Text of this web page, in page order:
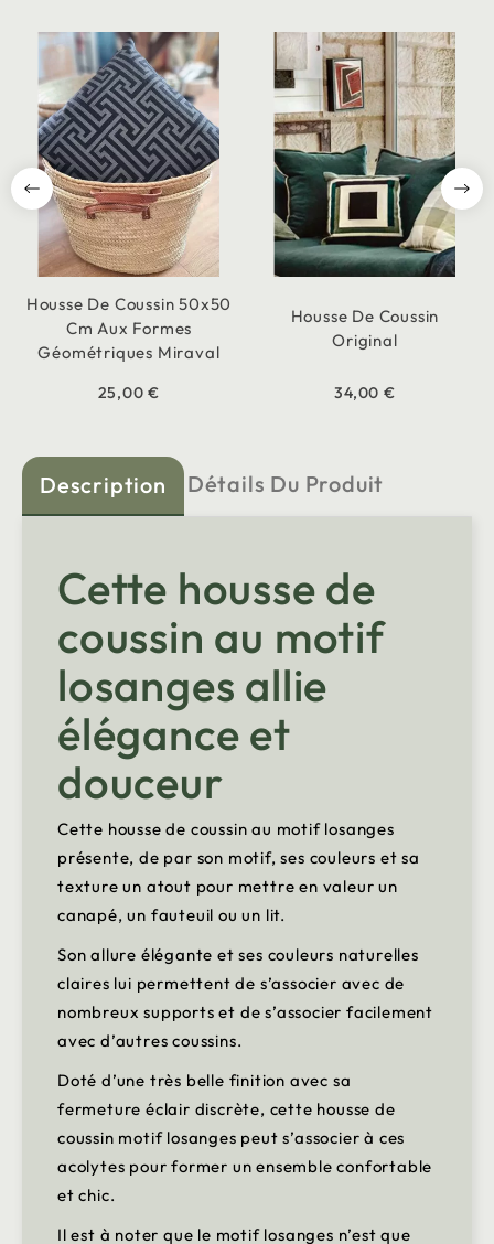
Housse De Coussin 50x50
Cm Aux Formes
Géométriques Miraval
25,00 €
Housse De Coussin
Original
34,00 €
Description Détails Du Produit
Cette housse de
coussin au motif
losanges allie
élégance et
douceur
Cette housse de coussin au motif losanges
présente, de par son motif, ses couleurs et sa
texture un atout pour mettre en valeur un
canapé, un fauteuil ou un lit.
Son allure élégante et ses couleurs naturelles
claires lui permettent de s’associer avec de
nombreux supports et de s’associer facilement
avec d’autres coussins.
Doté d’une très belle finition avec sa
fermeture éclair discrète, cette housse de
coussin motif losanges peut s’associer à ces
acolytes pour former un ensemble confortable
et chic.
Il est à noter que le motif losanges n’est que